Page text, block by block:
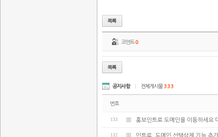
코멘트0
공지사항 전체게시물333
번호
133 홍보인트로 도메인을 이동하세요
132 인트로, 도메인 선택삭제 기능 추